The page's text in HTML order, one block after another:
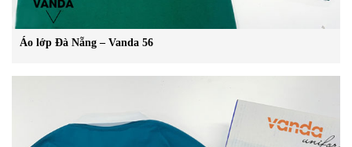
Áo lớp Đà Nẵng – Vanda 56